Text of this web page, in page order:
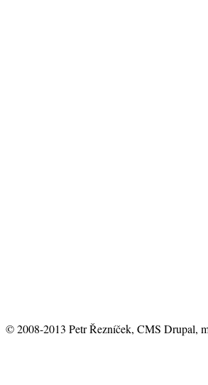
© 2008-2013 Petr Řezníček, CMS Drupal,